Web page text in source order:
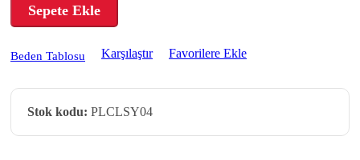
Sepete Ekle
Beden Tablosu Karşılaştır Favorilere Ekle
Stok kodu: PLCLSY04